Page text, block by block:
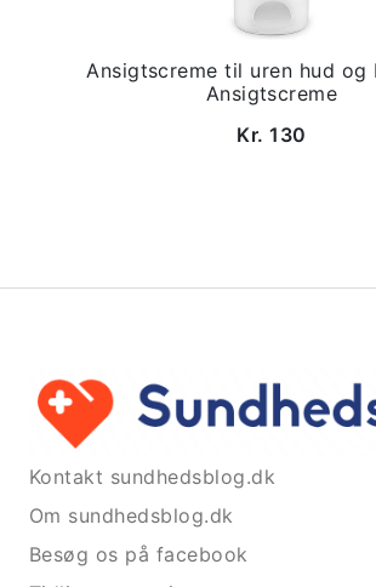
Ansigtscreme til uren hud og
Ansigtscreme
Kr. 130
Kontakt sundhedsblog.dk
Om sundhedsblog.dk
Besøg os på facebook